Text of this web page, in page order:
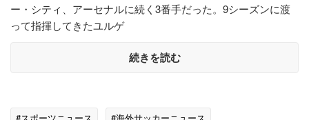
ー・シティ、アーセナルに続く3番手だった。9シーズンに渡
って指揮してきたユルゲ
続きを読む
#スポーツニュース
#海外サッカーニュース